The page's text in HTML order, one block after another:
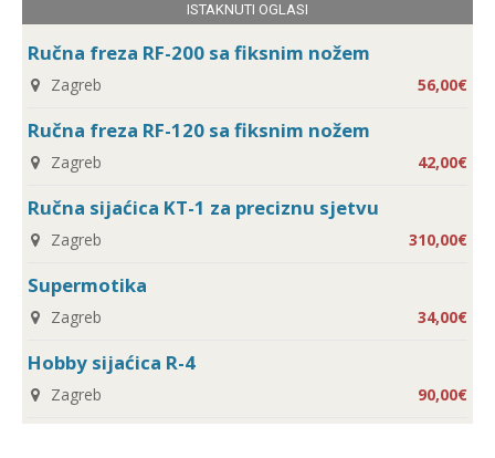
ISTAKNUTI OGLASI
Ručna freza RF-200 sa fiksnim nožem
Zagreb 56,00€
Ručna freza RF-120 sa fiksnim nožem
Zagreb 42,00€
Ručna sijaćica KT-1 za preciznu sjetvu
Zagreb 310,00€
Supermotika
Zagreb 34,00€
Hobby sijaćica R-4
Zagreb 90,00€